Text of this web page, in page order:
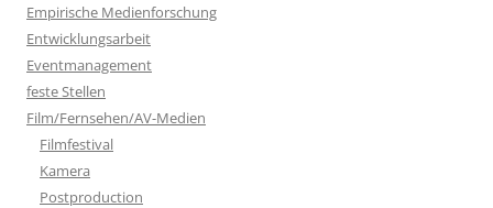
Empirische Medienforschung
Entwicklungsarbeit
Eventmanagement
feste Stellen
Film/Fernsehen/AV-Medien
Filmfestival
Kamera
Postproduction